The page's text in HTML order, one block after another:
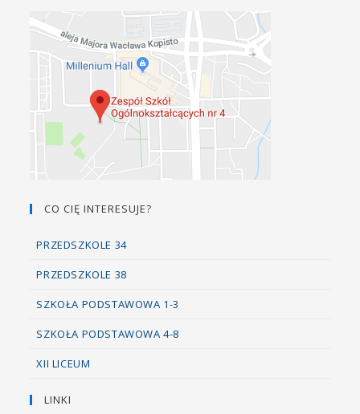
CO CIĘ INTERESUJE?
PRZEDSZKOLE 34
PRZEDSZKOLE 38
SZKOŁA PODSTAWOWA 1-3
SZKOŁA PODSTAWOWA 4-8
XII LICEUM
LINKI